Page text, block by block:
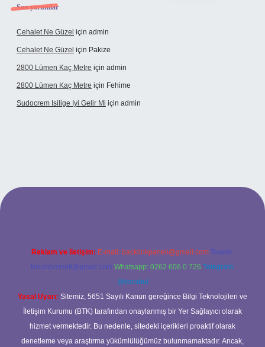
Son yorumlar
Cehalet Ne Güzel için admin
Cehalet Ne Güzel için Pakize
2800 Lümen Kaç Metre için admin
2800 Lümen Kaç Metre için Fehime
Sudocrem Isilige Iyi Gelir Mi için admin
opera bet giriş
Reklam ve İletişim: E-mail: backlinkpaneli@gmail.com Teams:
forumhizmeti@gmail.com Whatsapp: 0262 606 0 726 Telegram:
@karabul
Yasal Uyarı: Sitemiz, 5651 Sayılı Kanun gereğince Bilgi Teknolojileri ve
İletişim Kurumu (BTK) tarafından onaylanmış bir Yer Sağlayıcı olarak
hizmet vermektedir. Bu nedenle, sitedeki içerikleri proaktif olarak
denetleme veya araştırma yükümlülüğümüz bulunmamaktadır. Ancak,